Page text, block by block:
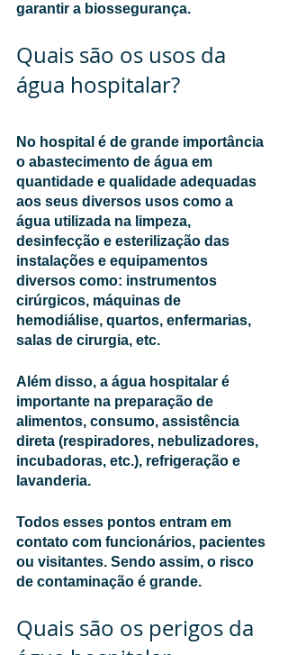
garantir a biossegurança.
Quais são os usos da
água hospitalar?
No hospital é de grande importância
o abastecimento de água em
quantidade e qualidade adequadas
aos seus diversos usos como a
água utilizada na limpeza,
desinfecção e esterilização das
instalações e equipamentos
diversos como: instrumentos
cirúrgicos, máquinas de
hemodiálise, quartos, enfermarias,
salas de cirurgia, etc.
Além disso, a água hospitalar é
importante na preparação de
alimentos, consumo, assistência
direta (respiradores, nebulizadores,
incubadoras, etc.), refrigeração e
lavanderia.
Todos esses pontos entram em
contato com funcionários, pacientes
ou visitantes. Sendo assim, o risco
de contaminação é grande.
Quais são os perigos da